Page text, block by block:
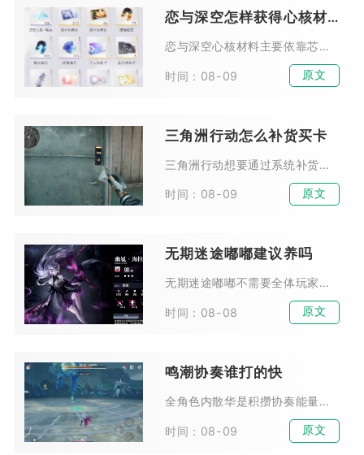
恋与深空怎样获得心核材料
恋与深空心核材料主要依靠芯核狩猎副本稳定产出，辅以商店兑换、闲置芯核分解、限时活动奖励、深空试炼额外掉落五种渠道获取，其中芯核狩猎是长期量产高品质心核的核心途径，其余方式...
时间：08-09 原文
三角洲行动怎么补货买卡
三角洲行动想要通过系统补货低价购入各类房卡与钥匙卡，核心操作是在交易行依托价格波动判断系统投放节点，配合固定时段蹲守与界面优化完成快速抢购，整套流程可稳定把购卡成本压缩至...
时间：08-09 原文
无期迷途嘟嘟建议养吗
无期迷途嘟嘟不需要全体玩家优先培养，拥有麦昆完整体系的玩家可以适度投入资源，普通新手、缺少召唤体系的玩家不建议耗费资源培养。嘟嘟属于体系限定型危级辅助，泛用性偏低，核心价...
时间：08-08 原文
鸣潮协奏谁打的快
全角色内散华是积攒协奏能量速度最快的角色，其次为维里奈，二者构成速切协奏体系核心，其余角色协奏充能效率均存在明显断层，实战循环耗时会高出一截，竞速刷副本、深塔竞速场景优先...
时间：08-09 原文